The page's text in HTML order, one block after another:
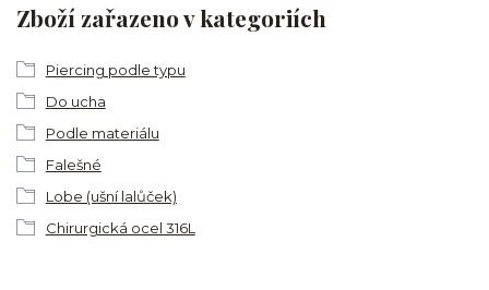
Zboží zařazeno v kategoriích
Piercing podle typu
Do ucha
Podle materiálu
Falešné
Lobe (ušní lalůček)
Chirurgická ocel 316L